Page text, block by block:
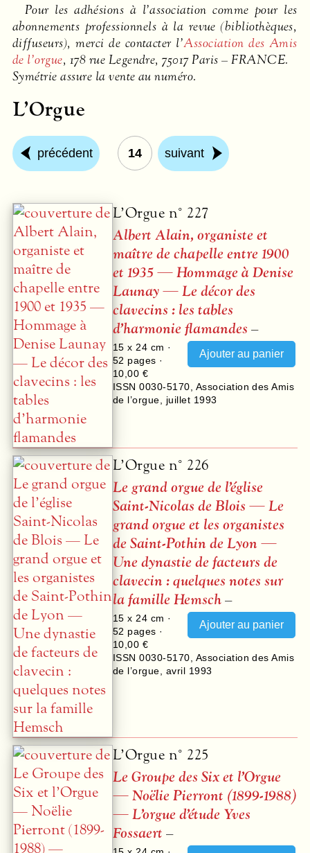
Pour les adhésions à l’association comme pour les
abonnements professionnels à la revue (bibliothèques,
diffuseurs), merci de contacter l’Association des Amis
de l’orgue, 178 rue Legendre, 75017 Paris –FRANCE.
Symétrie assure la vente au numéro.
L’Orgue
précédent 14 suivant
L’Orgue n° 227
Albert Alain, organiste et
maître de chapelle entre 1900
et 1935 — Hommage à Denise
Launay — Le décor des
clavecins : les tables
d’harmonie flamandes –
15 x 24 cm ·
52 pages ·
10,00 €
ISSN 0030-5170 Association des Amis
de l’orgue
juillet 1993
L’Orgue n° 226
Le grand orgue de l’église
Saint-Nicolas de Blois — Le
grand orgue et les organistes
de Saint-Pothin de Lyon —
Une dynastie de facteurs de
clavecin : quelques notes sur
la famille Hemsch–
15 x 24 cm ·
52 pages ·
10,00 €
ISSN 0030-5170 Association des Amis
de l’orgue
avril 1993
L’Orgue n° 225
Le Groupe des Six et l’Orgue
— Noëlie Pierront (1899-1988)
— L’orgue d’étude Yves
Fossaert –